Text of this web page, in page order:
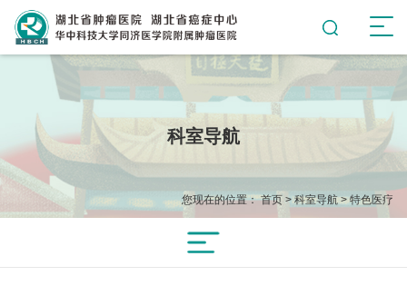
科室导航
您现在的位置： 首页 >科室导航>特色医疗